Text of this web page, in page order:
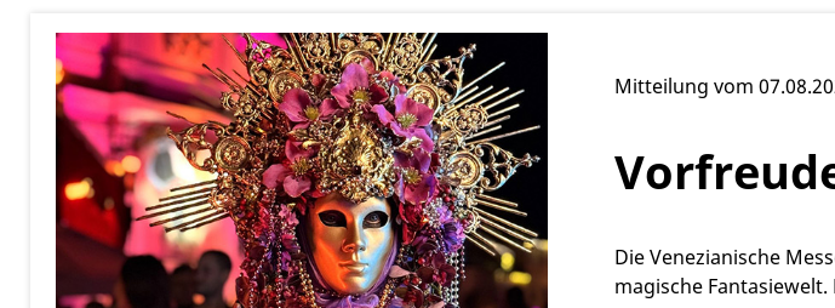
Mitteilung vom
Die Venezianische
magische